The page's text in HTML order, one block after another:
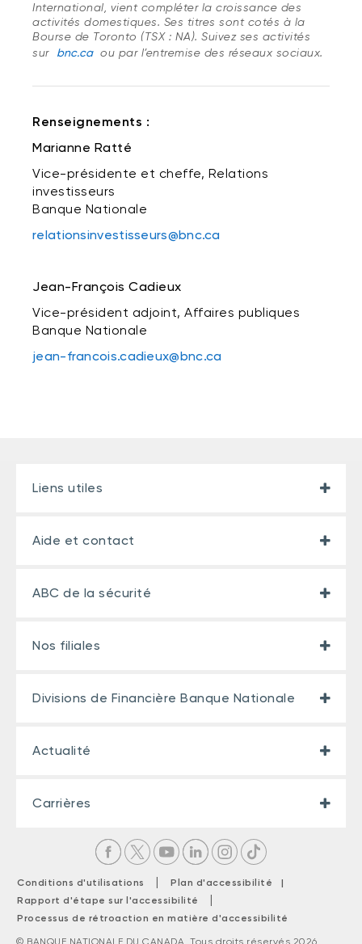
International, vient compléter la croissance des
activités domestiques. Ses titres sont cotés à la
Bourse de Toronto (TSX : NA). Suivez ses activités
sur
bnc.ca ou par l’entremise des réseaux sociaux.
Renseignements :
Marianne Ratté
Vice-présidente et cheffe, Relations
investisseurs
Banque Nationale
relationsinvestisseurs@bnc.ca
Jean-François Cadieux
Vice-président adjoint, Affaires publiques
Banque Nationale
jean-francois.cadieux@bnc.ca
Liens utiles
Aide et contact
ABC de la sécurité
Nos filiales
Divisions de Financière Banque Nationale
Actualité
Carrières
Conditions d'utilisations |
Plan d'accessibilité |
Rapport d'étape sur l'accessibilité
|
Processus de rétroaction en matière d'accessibilité
© BANQUE NATIONALE DU CANADA. Tous droits réservés 2026.